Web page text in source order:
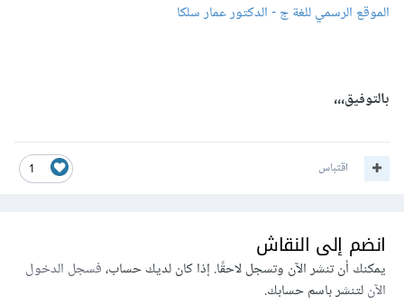
الموقع الرسمي للغة ج - الدكتور عمار سلكا
بالتوفيق،،،
1 اقتباس
انضم إلى النقاش
يمكنك أن تنشر الآن وتسجل لاحقًا. إذا كان لديك حساب،فسجل الدخول
الآنلتنشر باسم حسابك.